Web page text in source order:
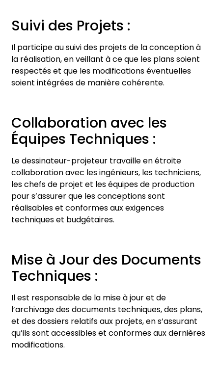
Suivi des Projets :
Il participe au suivi des projets de la conception à
la réalisation, en veillant à ce que les plans soient
respectés et que les modifications éventuelles
soient intégrées de manière cohérente.
Collaboration avec les
Équipes Techniques :
Le dessinateur-projeteur travaille en étroite
collaboration avec les ingénieurs, les techniciens,
les chefs de projet et les équipes de production
pour s’assurer que les conceptions sont
réalisables et conformes aux exigences
techniques et budgétaires.
Mise à Jour des Documents
Techniques :
Il est responsable de la mise à jour et de
l’archivage des documents techniques, des plans,
et des dossiers relatifs aux projets, en s’assurant
qu’ils sont accessibles et conformes aux dernières
modifications.